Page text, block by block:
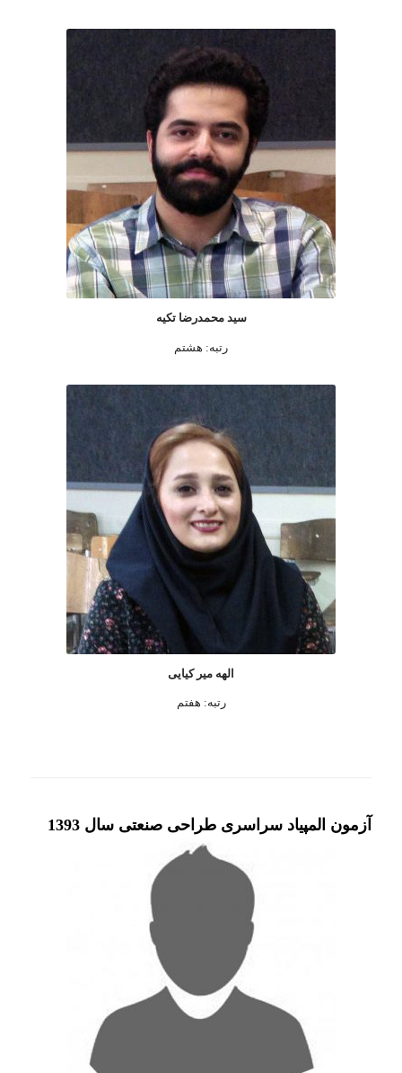
سید محمدرضا تکیه
رتبه: هشتم
الهه میر کیایی
رتبه: هفتم
آزمون المپیاد سراسری طراحی صنعتی سال 1393